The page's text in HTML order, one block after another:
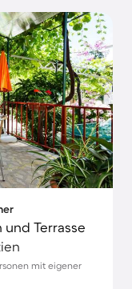
Terrasse
mit eigener